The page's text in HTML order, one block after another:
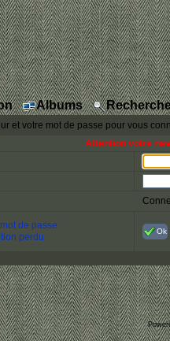
Albums
et votre mot de passe pour vous
Attention votre
de passe
perdu
Ok